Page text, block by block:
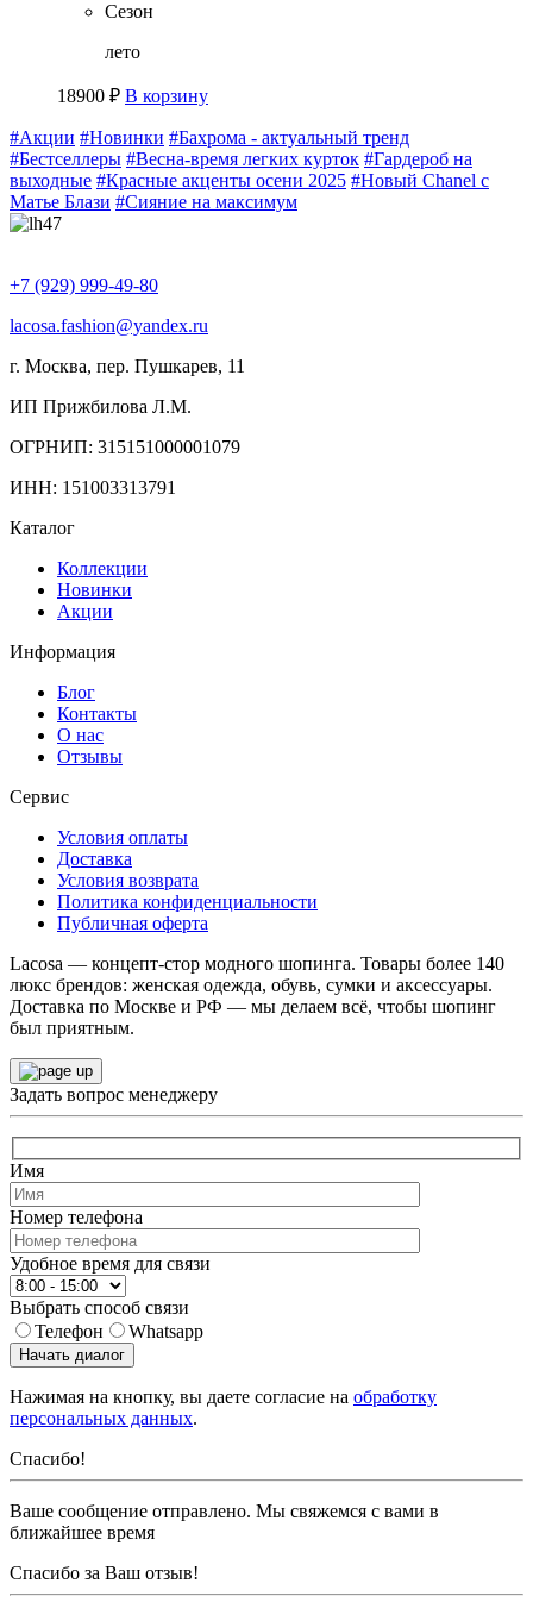
Сезон
лето
18900 ₽ В корзину
#Акции #Новинки #Бахрома - актуальный тренд
#Бестселлеры #Весна-время легких курток #Гардероб на
выходные #Красные акценты осени 2025 #Новый Chanel с
Матье Блази #Сияние на максимум
+7 (929) 999-49-80
lacosa.fashion@yandex.ru
г. Москва, пер. Пушкарев, 11
ИП Прижбилова Л.М.
ОГРНИП: 315151000001079
ИНН: 151003313791
Каталог
Коллекции
Новинки
Акции
Информация
Блог
Контакты
О нас
Отзывы
Сервис
Условия оплаты
Доставка
Условия возврата
Политика конфиденциальности
Публичная оферта
Lacosa — концепт-стор модного шопинга. Товары более 140
люкс брендов: женская одежда, обувь, сумки и аксессуары.
Доставка по Москве и РФ — мы делаем всё, чтобы шопинг
был приятным.
Задать вопрос менеджеру
Имя
Номер телефона
Удобное время для связи
Выбрать способ связи
Телефон
Whatsapp
Начать диалог
Нажимая на кнопку, вы даете согласие на обработку
персональных данных.
Спасибо!
Ваше сообщение отправлено. Мы свяжемся с вами в
ближайшее время
Спасибо за Ваш отзыв!